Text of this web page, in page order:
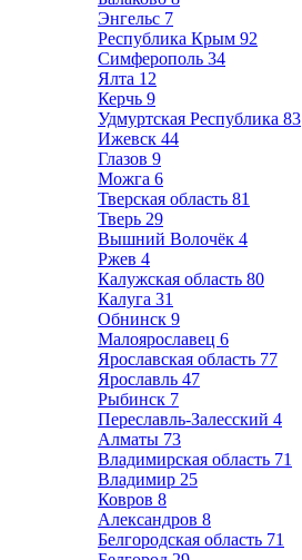
Энгельс 7
Республика Крым 92
Симферополь 34
Ялта 12
Керчь 9
Удмуртская Республика 83
Ижевск 44
Глазов 9
Можга 6
Тверская область 81
Тверь 29
Вышний Волочёк 4
Ржев 4
Калужская область 80
Калуга 31
Обнинск 9
Малоярославец 6
Ярославская область 77
Ярославль 47
Рыбинск 7
Переславль-Залесский 4
Алматы 73
Владимирская область 71
Владимир 25
Ковров 8
Александров 8
Белгородская область 71